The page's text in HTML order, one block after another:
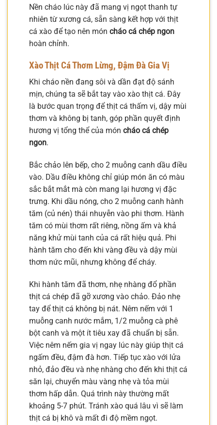
Nền cháo lúc này đã mang vị ngọt thanh tự
nhiên từ xương cá, sẵn sàng kết hợp với thịt
cá xào để tạo nên món cháo cá chép ngon
hoàn chỉnh.
Xào Thịt Cá Thơm Lừng, Đậm Đà Gia Vị
Khi cháo nền đang sôi và dần đạt độ sánh
mịn, chúng ta sẽ bắt tay vào xào thịt cá. Đây
là bước quan trọng để thịt cá thấm vị, dậy mùi
thơm và không bị tanh, góp phần quyết định
hương vị tổng thể của món cháo cá chép
ngon.
Bắc chảo lên bếp, cho 2 muỗng canh dầu điều
vào. Dầu điều không chỉ giúp món ăn có màu
sắc bắt mắt mà còn mang lại hương vị đặc
trưng. Khi dầu nóng, cho 2 muỗng canh hành
tăm (củ nén) thái nhuyễn vào phi thơm. Hành
tăm có mùi thơm rất riêng, nồng ấm và khả
năng khử mùi tanh của cá rất hiệu quả. Phi
hành tăm cho đến khi vàng đều và dậy mùi
thơm nức mũi, nhưng không để cháy.
Khi hành tăm đã thơm, nhẹ nhàng đổ phần
thịt cá chép đã gỡ xương vào chảo. Đảo nhẹ
tay để thịt cá không bị nát. Nêm nếm với 1
muỗng canh nước mắm, 1/2 muỗng cà phê
bột canh và một ít tiêu xay đã chuẩn bị sẵn.
Việc nêm nếm gia vị ngay lúc này giúp thịt cá
ngấm đều, đậm đà hơn. Tiếp tục xào với lửa
nhỏ, đảo đều và nhẹ nhàng cho đến khi thịt cá
săn lại, chuyển màu vàng nhẹ và tỏa mùi
thơm hấp dẫn. Quá trình này thường mất
khoảng 5-7 phút. Tránh xào quá lâu vì sẽ làm
thịt cá bị khô và mất đi độ mềm ngọt.